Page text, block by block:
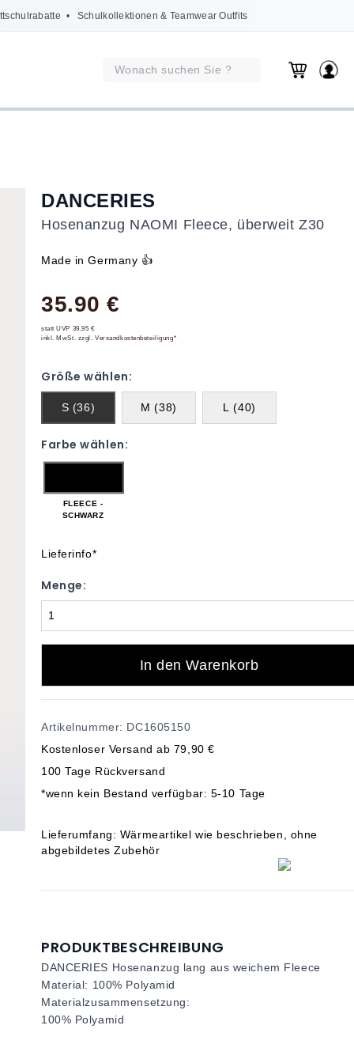
• Schulkollektionen & Teamwear Outfits
DANCERIES
Hosenanzug NAOMI Fleece, überweit Z30
Made in Germany 👍
35.90 €
statt UVP 39,95 €
inkl. MwSt. zzgl. Versandkostenbeteiligung*
Größe wählen:
S (36) M (38) L (40)
Farbe wählen:
FLEECE -
SCHWARZ
Lieferinfo*
Menge:
In den Warenkorb
Artikelnummer: DC1605150
Kostenloser Versand ab 79,90 €
100 Tage Rückversand
*wenn kein Bestand verfügbar: 5-10 Tage
Lieferumfang: Wärmeartikel wie beschrieben, ohne
abgebildetes Zubehör
PRODUKTBESCHREIBUNG
DANCERIES Hosenanzug lang aus weichem Fleece
Material: 100% Polyamid
Materialzusammensetzung:
100% Polyamid